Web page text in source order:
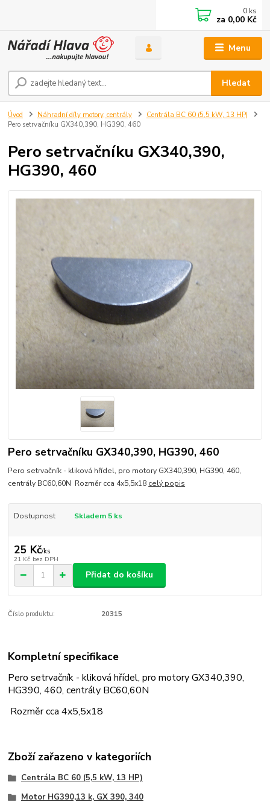
Menu
Hledat
0 ks
za 0,00 Kč
Úvod Náhradní díly motory, centrály
Centrála BC 60 (5,5 kW, 13 HP)
Pero setrvačníku GX340,390, HG390, 460
Pero setrvačníku GX340,390,
HG390, 460
Pero setrvačníku GX340,390, HG390, 460
Pero setrvačník - kliková hřídel, pro motory GX340,390, HG390, 460,
centrály BC60,60N Rozměr cca 4x5,5x18 celý popis
Dostupnost Skladem 5 ks
25 Kč/ks
21 Kč bez DPH
Přidat do košíku
Číslo produktu: 20315
Kompletní specifikace
Pero setrvačník - kliková hřídel, pro motory GX340,390,
HG390, 460, centrály BC60,60N
Rozměr cca 4x5,5x18
Zboží zařazeno v kategoriích
Centrála BC 60 (5,5 kW, 13 HP)
Motor HG390,13 k, GX 390, 340